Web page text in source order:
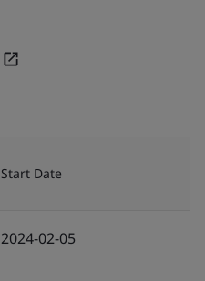
Start Date
2024-02-05